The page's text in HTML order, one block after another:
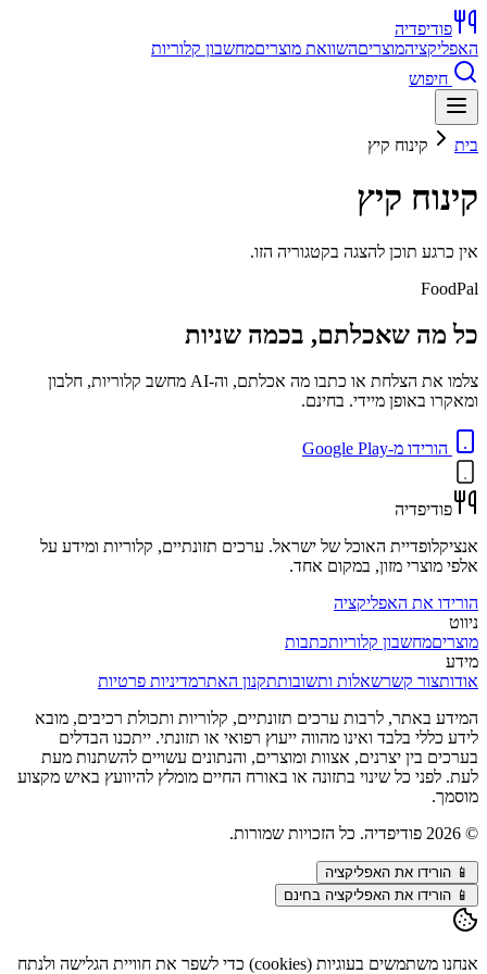
פודיפדיה
האפליקציהמוצריםהשוואת מוצריםמחשבון קלוריות
חיפוש
בית קינוח קיץ
קינוח קיץ
אין כרגע תוכן להצגה בקטגוריה הזו.
FoodPal
כל מה שאכלתם, בכמה שניות
צלמו את הצלחת או כתבו מה אכלתם, וה-AI מחשב קלוריות, חלבון
ומאקרו באופן מיידי. בחינם.
הורידו מ-Google Play
פודיפדיה
אנציקלופדיית האוכל של ישראל. ערכים תזונתיים, קלוריות ומידע על
אלפי מוצרי מזון, במקום אחד.
הורידו את האפליקציה
ניווט
מוצריםמחשבון קלוריותכתבות
מידע
אודותצור קשרשאלות ותשובותתקנון האתרמדיניות פרטיות
המידע באתר, לרבות ערכים תזונתיים, קלוריות ותכולת רכיבים, מובא
לידע כללי בלבד ואינו מהווה ייעוץ רפואי או תזונתי. ייתכנו הבדלים
בערכים בין יצרנים, אצוות ומוצרים, והנתונים עשויים להשתנות מעת
לעת. לפני כל שינוי בתזונה או באורח החיים מומלץ להיוועץ באיש מקצוע
מוסמך.
©
2026 פודיפדיה. כל הזכויות שמורות.
📱 הורידו את האפליקציה
📱 הורידו את האפליקציה בחינם
אנחנו משתמשים בעוגיות (cookies) כדי לשפר את חוויית הגלישה ולנתח